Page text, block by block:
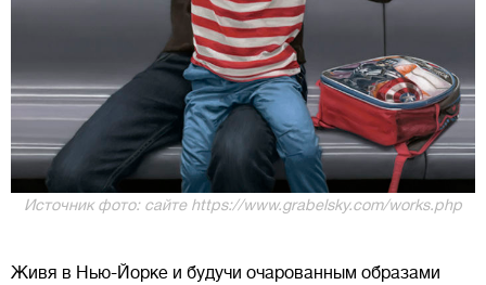
Источник фото: сайте https://www.grabelsky.com/works.php
Живя в Нью-Йорке и будучи очарованным образами